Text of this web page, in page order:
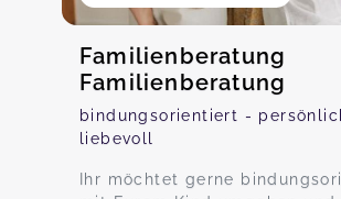
Familienberatung
Familienberatung
bindungsorientiert -
liebevoll
Ihr möchtet gerne